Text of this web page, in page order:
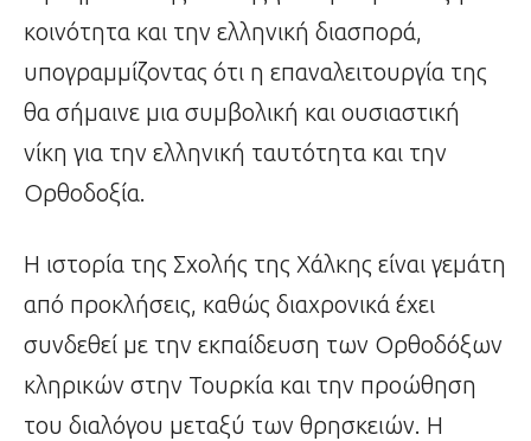
κοινότητα και την ελληνική διασπορά,
υπογραμμίζοντας ότι η επαναλειτουργία της
θα σήμαινε μια συμβολική και ουσιαστική
νίκη για την ελληνική ταυτότητα και την
Ορθοδοξία.
Η ιστορία της Σχολής της Χάλκης είναι γεμάτη
από προκλήσεις, καθώς διαχρονικά έχει
συνδεθεί με την εκπαίδευση των Ορθοδόξων
κληρικών στην Τουρκία και την προώθηση
του διαλόγου μεταξύ των θρησκειών. Η